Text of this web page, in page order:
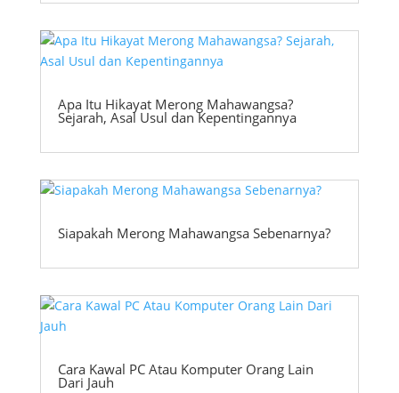
Apa Itu Hikayat Merong Mahawangsa?
Sejarah, Asal Usul dan Kepentingannya
Siapakah Merong Mahawangsa Sebenarnya?
Cara Kawal PC Atau Komputer Orang Lain
Dari Jauh